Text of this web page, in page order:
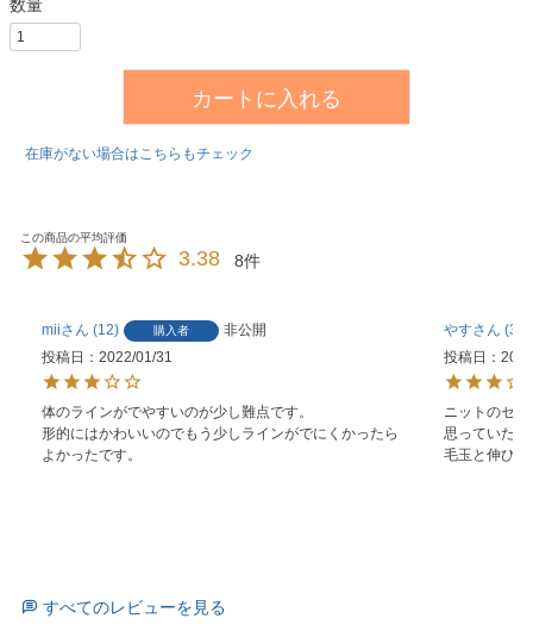
カートに入れる
在庫がない場合はこちらもチェック
3.38 8
mii 12 購入者
非公開
投稿日
2022/01/31
体のラインがでやすいのが少し難点です。
形的にはかわいいのでもう少しラインがでにくかったら
よかったです。
やす
37
投稿日
ニットのセ
思っていた
毛玉と伸び
すべてのレビューを見る